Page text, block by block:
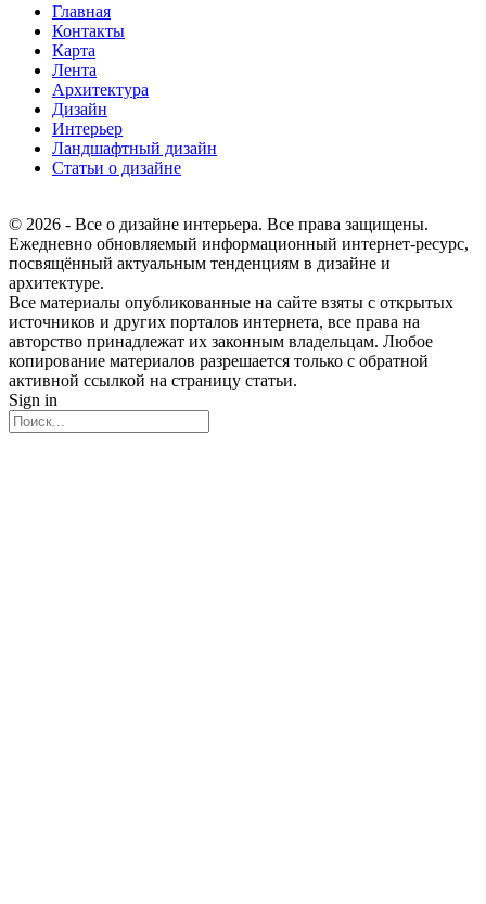
Главная
Контакты
Карта
Лента
Архитектура
Дизайн
Интерьер
Ландшафтный дизайн
Статьи о дизайне
© 2026 - Все о дизайне интерьера. Все права защищены.
Ежедневно обновляемый информационный интернет-ресурс,
посвящённый актуальным тенденциям в дизайне и
архитектуре.
Все материалы опубликованные на сайте взяты с открытых
источников и других порталов интернета, все права на
авторство принадлежат их законным владельцам. Любое
копирование материалов разрешается только с обратной
активной ссылкой на страницу статьи.
Sign in